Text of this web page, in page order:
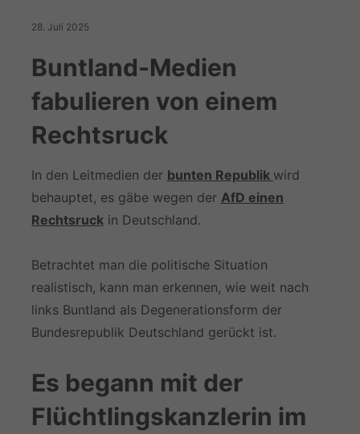
28. Juli 2025
Buntland-Medien
fabulieren von einem
Rechtsruck
In den Leitmedien der bunten Republik wird
behauptet, es gäbe wegen der AfD einen
Rechtsruckin Deutschland.
Betrachtet man die politische Situation
realistisch, kann man erkennen, wie weit nach
links Buntland als Degenerationsform der
Bundesrepublik Deutschland gerückt ist.
Es begann mit der
Flüchtlingskanzlerin im